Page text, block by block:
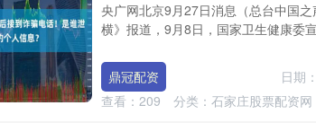
央广网北京9月27日消息（总台中国
横》报道，9月8日，国家卫生健康委
鼎冠配资 日期
查看： 209 分类： 石家庄股票配资网